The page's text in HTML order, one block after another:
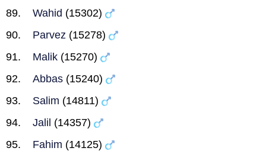
Wahid (15302)
Parvez (15278)
Malik (15270)
Abbas (15240)
Salim (14811)
Jalil (14357)
Fahim (14125)